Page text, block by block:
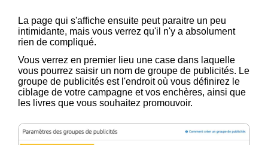
La page qui s'affiche ensuite peut paraitre un peu
intimidante, mais vous verrez qu'il n'y a absolument
rien de compliqué.
Vous verrez en premier lieu une case dans laquelle
vous pourrez saisir un nom de groupe de publicités. Le
groupe de publicités est l'endroit où vous définirez le
ciblage de votre campagne et vos enchères, ainsi que
les livres que vous souhaitez promouvoir.